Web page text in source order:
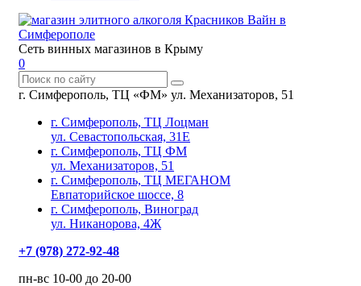
Сеть винных магазинов в Крыму
0
г. Симферополь, ТЦ «ФМ» ул. Механизаторов, 51
г. Симферополь, ТЦ Лоцман
ул. Севастопольская, 31Е
г. Симферополь, ТЦ ФМ
ул. Механизаторов, 51
г. Симферополь, ТЦ МЕГАНОМ
Евпаторийское шоссе, 8
г. Симферополь, Виноград
ул. Никанорова, 4Ж
+7 (978) 272-92-48
пн-вс 10-00 до 20-00